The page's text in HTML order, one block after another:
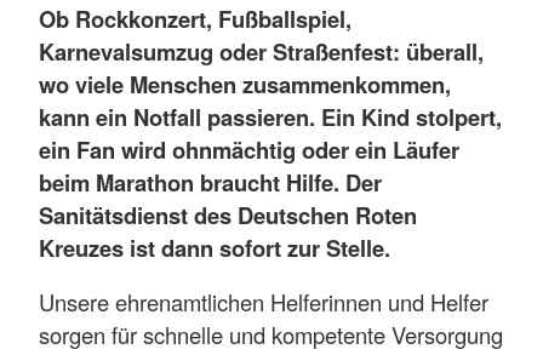
Ob Rockkonzert, Fußballspiel,
Karnevalsumzug oder Straßenfest: überall,
wo viele Menschen zusammenkommen,
kann ein Notfall passieren. Ein Kind stolpert,
ein Fan wird ohnmächtig oder ein Läufer
beim Marathon braucht Hilfe. Der
Sanitätsdienst des Deutschen Roten
Kreuzes ist dann sofort zur Stelle.
Unsere ehrenamtlichen Helferinnen und Helfer
sorgen für schnelle und kompetente Versorgung